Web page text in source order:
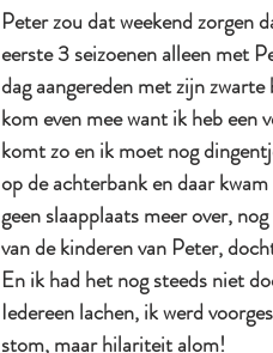
Peter zou dat weekend zorgen
eerste 3 seizoenen alleen met
dag aangereden met zijn
kom even mee want ik heb
komt zo en ik moet nog
op de achterbank en daar
geen slaapplaats meer over,
van de kinderen van Peter,
En ik had het nog steeds niet
Iedereen lachen, ik werd
stom, maar hilariteit alom!